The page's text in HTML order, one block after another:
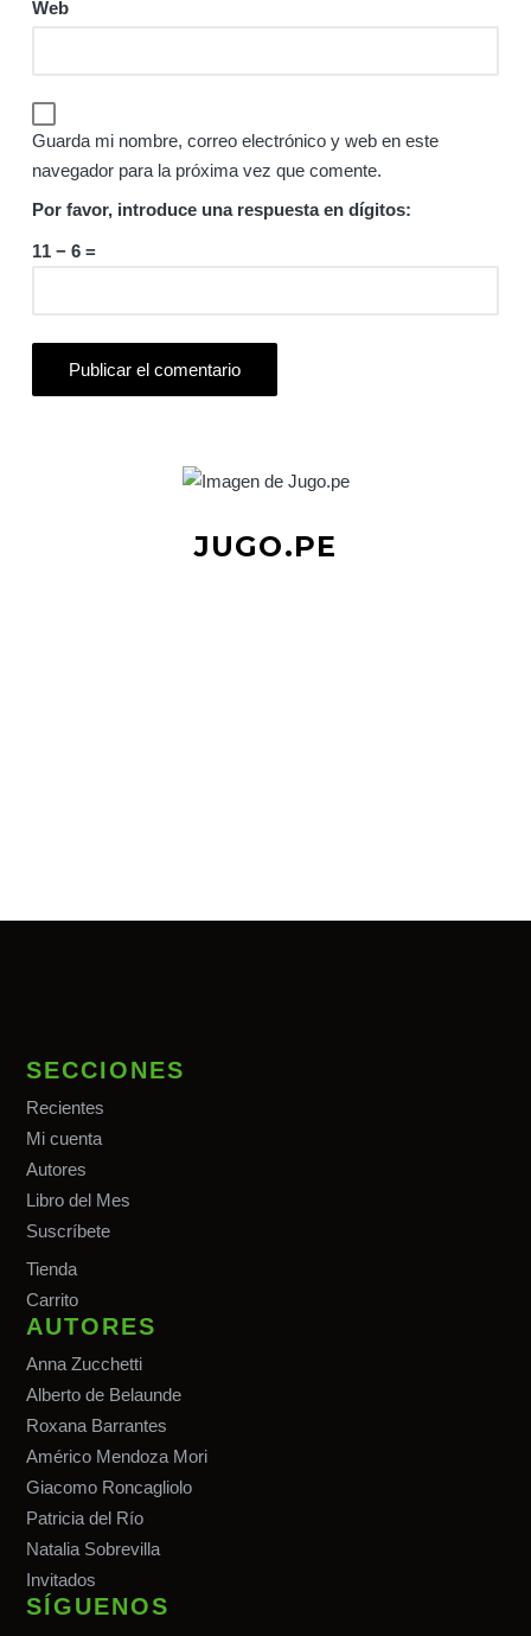
Web
Guarda mi nombre, correo electrónico y web en este
navegador para la próxima vez que comente.
Por favor, introduce una respuesta en dígitos:
11 − 6 =
JUGO.PE
SECCIONES
Recientes
Mi cuenta
Autores
Libro del Mes
Suscríbete
Tienda
Carrito
AUTORES
Anna Zucchetti
Alberto de Belaunde
Roxana Barrantes
Américo Mendoza Mori
Giacomo Roncagliolo
Patricia del Río
Natalia Sobrevilla
Invitados
SÍGUENOS